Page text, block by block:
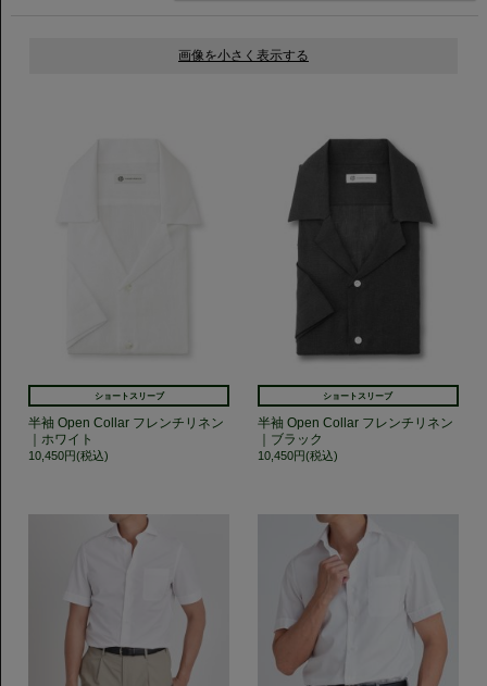
ショートスリーブ
半袖 Open Collar フレンチリネン
｜ホワイト
10,450円(税込)
ショートスリーブ
半袖 Open Collar フレンチリネン
｜ブラック
10,450円(税込)